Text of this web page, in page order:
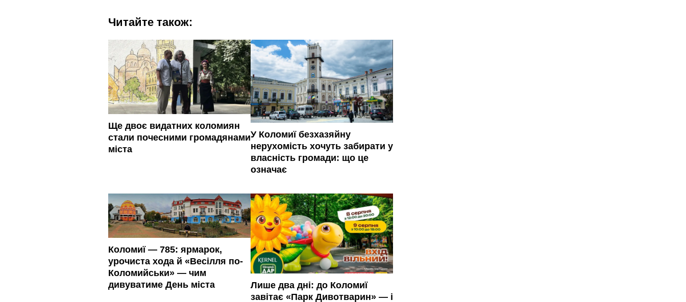
Читайте також:
Ще двоє видатних коломиян
стали почесними громадянами
міста
У Коломиї безхазяйну
нерухомість хочуть забирати у
власність громади: що це
означає
Коломиї — 785: ярмарок,
урочиста хода й «Весілля по-
Коломийськи» — чим
дивуватиме День міста
Лише два дні: до Коломиї
завітає «Парк Дивотварин» — і